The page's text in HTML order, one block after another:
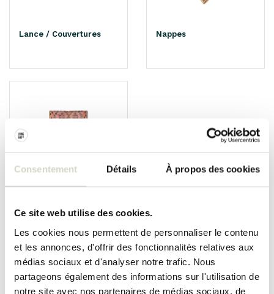
Consentement Détails À propos des cookies
Ce site web utilise des cookies.
Les cookies nous permettent de personnaliser le contenu
et les annonces, d'offrir des fonctionnalités relatives aux
médias sociaux et d'analyser notre trafic. Nous
partageons également des informations sur l'utilisation de
notre site avec nos partenaires de médias sociaux, de
Lance / Couvertures Nappes
TEXTILE
Tout pour le confort de la maison! Dur sous la table de salle à